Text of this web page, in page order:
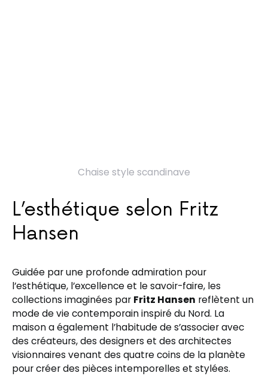
Chaise style scandinave
L’esthétique selon Fritz
Hansen
Guidée par une profonde admiration pour
l’esthétique, l’excellence et le savoir-faire, les
collections imaginées par Fritz Hansen reflètent un
mode de vie contemporain inspiré du Nord. La
maison a également l’habitude de s’associer avec
des créateurs, des designers et des architectes
visionnaires venant des quatre coins de la planète
pour créer des pièces intemporelles et stylées.